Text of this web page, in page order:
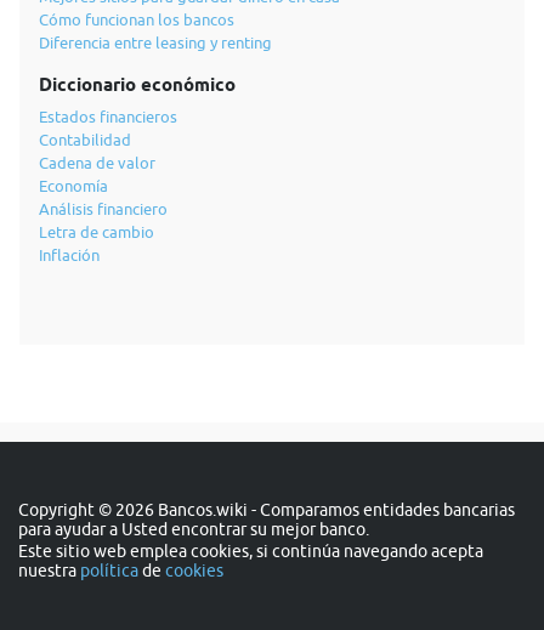
Cómo funcionan los bancos
Diferencia entre leasing y renting
Diccionario económico
Estados financieros
Contabilidad
Cadena de valor
Economía
Análisis financiero
Letra de cambio
Inflación
Copyright © 2026 Bancos.wiki - Comparamos entidades bancarias
para ayudar a Usted encontrar su mejor banco.
Este sitio web emplea cookies, si continúa navegando acepta
nuestra políticade cookies